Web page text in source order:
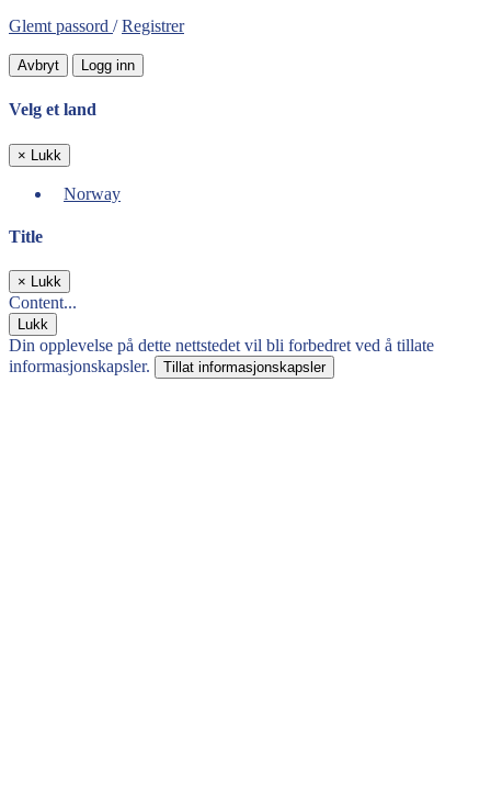
Glemt passord /Registrer
Avbryt Logg inn
Velg et land
× Lukk
Norway
Title
× Lukk
Content...
Lukk
Din opplevelse på dette nettstedet vil bli forbedret ved å tillate
informasjonskapsler.
Tillat informasjonskapsler